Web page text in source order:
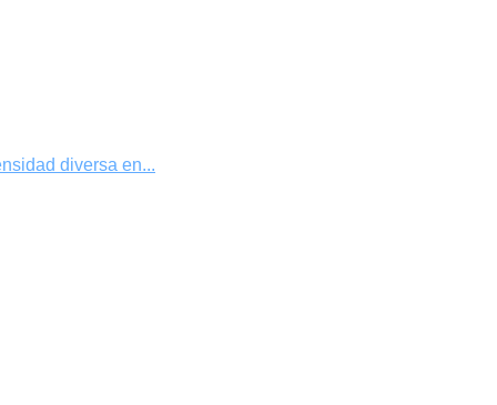
diversa en...